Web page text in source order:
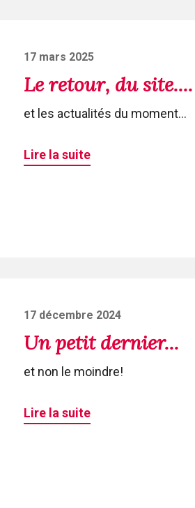
Posted
on
17 mars 2025
Le retour, du site....
et les actualités du moment...
Lire la suite
Posted
on
17 décembre 2024
Un petit dernier...
et non le moindre!
Lire la suite